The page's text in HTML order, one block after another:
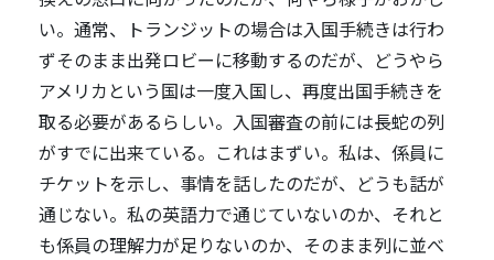
い。通常、トランジットの場合は入国手続きは行わ
ずそのまま出発ロビーに移動するのだが、どうやら
アメリカという国は一度入国し、再度出国手続きを
取る必要があるらしい。入国審査の前には長蛇の列
がすでに出来ている。これはまずい。私は、係員に
チケットを示し、事情を話したのだが、どうも話が
通じない。私の英語力で通じていないのか、それと
も係員の理解力が足りないのか、そのまま列に並べ